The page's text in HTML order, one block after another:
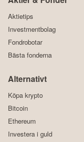
Aktietips
Investmentbolag
Fondrobotar
Bästa fonderna
Alternativt
Köpa krypto
Bitcoin
Ethereum
Investera i guld